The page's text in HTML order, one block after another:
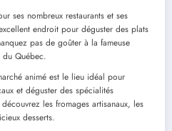
ses nombreux restaurants et ses
endroit pour déguster des plats
pas de goûter à la fameuse
Québec.
animé est le lieu idéal pour
et déguster des spécialités
les fromages artisanaux, les
desserts.